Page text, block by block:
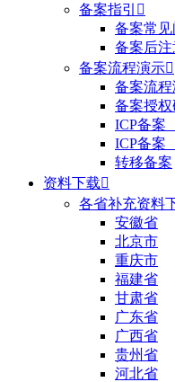
备案指引 
备案常见
备案后
备案流程演示
备案流程
备案授权
ICP备案
ICP备案
转移备案
资料下载
各省补充资料
安徽省
北京市
重庆市
福建省
甘肃省
广东省
广西省
贵州省
河北省